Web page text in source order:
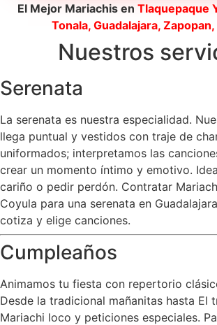
El Mejor Mariachis en Tlaquepaque
Tonala, Guadalajara,
Nuestros
Serenata
La serenata es nuestra especialidad.
llega puntual y vestidos con traje de
uniformados; interpretamos las
crear un momento íntimo y emotivo.
cariño o pedir perdón. Contratar
Coyula para una serenata en
cotiza y elige canciones.
Cumpleaños
Animamos tu fiesta con repertorio
Desde la tradicional mañanitas hasta El
Mariachi loco y peticiones especiales.